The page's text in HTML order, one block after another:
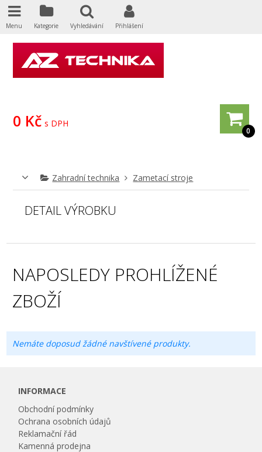
0
0 Kč s DPH
Zahradní technika Zametací stroje
DETAIL VÝROBKU
NAPOSLEDY PROHLÍŽENÉ
ZBOŽÍ
Nemáte doposud žádné navštívené produkty.
INFORMACE
Obchodní podmínky
Ochrana osobních údajů
Reklamační řád
Kamenná prodejna
Menu Kategorie Vyhledávání Přihlášení